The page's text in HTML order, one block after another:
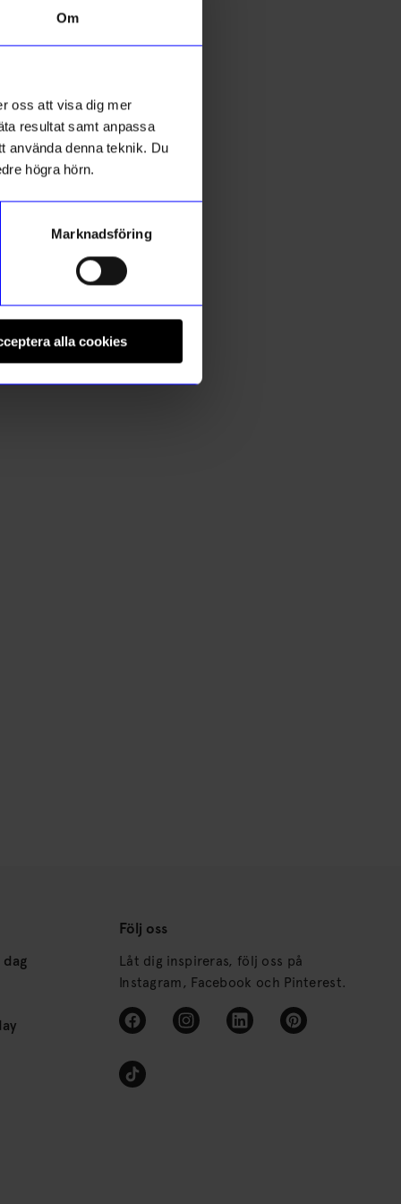
Om
oss att visa dig mer
resultat samt anpassa
använda denna teknik. Du
högra hörn.
Marknadsföring
alla cookiesRing Peak Guld L 18,5 MM
Följ oss
Låt dig inspireras, följ oss på
Instagram, Facebook och Pinterest.